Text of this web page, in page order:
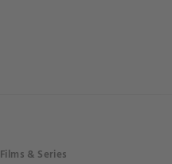
Films & Series